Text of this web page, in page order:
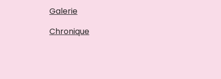
Galerie
Chronique